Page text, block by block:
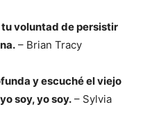
voluntad de persistir
– Brian Tracy
y escuché el viejo
soy, yo soy. – Sylvia